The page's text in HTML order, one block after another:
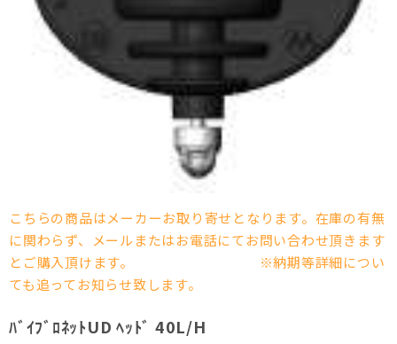
こちらの商品はメーカーお取り寄せとなります。在庫の有無
に関わらず、メールまたはお電話にてお問い合わせ頂きます
とご購入頂けます。 ※納期等詳細につい
ても追ってお知らせ致します。
ﾊﾞｲﾌﾞﾛﾈｯﾄUD ﾍｯﾄﾞ 40L/H